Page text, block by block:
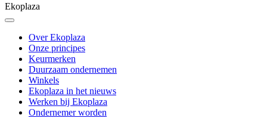
Ekoplaza
Over Ekoplaza
Onze principes
Keurmerken
Duurzaam ondernemen
Winkels
Ekoplaza in het nieuws
Werken bij Ekoplaza
Ondernemer worden